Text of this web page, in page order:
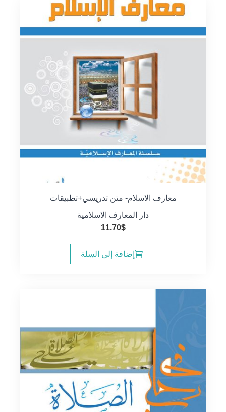
معارف الاسلام- متن تدريسي+تطبيقات
دار المعارف الاسلامية
11.70$
إضافة إلى السلة